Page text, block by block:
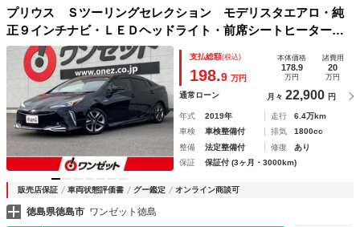
プリウス Ｓツーリングセレクション モデリスタエアロ・純
正９インチナビ・ＬＥＤヘッドライト・前席シートヒーター・
レーダークルーズコントロール・黒合皮シート・セーフティセ
ンス・オートマチックハイビーム・ビルトインＥＴＣ・純正１
７インチアル
支払総額(税込)
198.9 万円
本体価格
178.9
万円
諸費用
20
万円
通常ローン 月々 22,900 円
年式 2019年 走行
6.4万km
車検
車検整備付 排気
1800cc
整備
法定整備付 修復
あり
保証
保証付 (3ヶ月・3000km)
販売店保証 車両状態評価書 グー鑑定 オンライン商談可
徳島県徳島市 ワンゼット徳島